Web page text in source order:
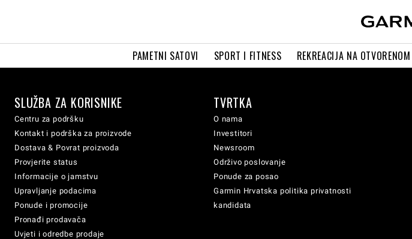
PAMETNI SATOVI SPORT I FITNESS REKREACIJA NA OTVORENOM
SLUŽBA ZA KORISNIKE
Centru za podršku
Kontakt i podrška za proizvode
Dostava & Povrat proizvoda
Provjerite status
Informacije o jamstvu
Upravljanje podacima
Ponude i promocije
Pronađi prodavača
Uvjeti i odredbe prodaje
TVRTKA
O nama
Investitori
Newsroom
Održivo poslovanje
Ponude za posao
Garmin Hrvatska politika privatnosti
kandidata